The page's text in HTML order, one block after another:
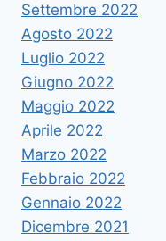
Settembre 2022
Agosto 2022
Luglio 2022
Giugno 2022
Maggio 2022
Aprile 2022
Marzo 2022
Febbraio 2022
Gennaio 2022
Dicembre 2021